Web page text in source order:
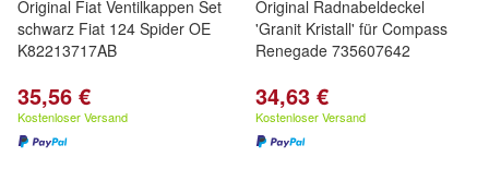
Original Fiat Ventilkappen Set
schwarz Fiat 124 Spider OE
K82213717AB
35,56 €
Kostenloser Versand
Original Radnabeldeckel
'Granit Kristall' für Compass
Renegade 735607642
34,63 €
Kostenloser Versand